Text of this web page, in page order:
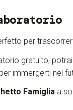
per
gratuito,
immergerti nel
Famiglia a